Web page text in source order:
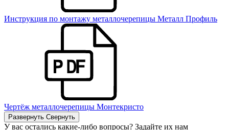
Инструкция по монтажу металлочерепицы Металл Профиль
Чертёж металлочерепицы Монтекристо
Развернуть Свернуть
У вас остались какие-либо вопросы? Задайте их нам